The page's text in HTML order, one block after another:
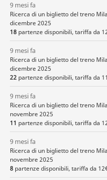
9 mesi fa
Ricerca di un biglietto del treno
dicembre 2025
18 partenze disponibili, tariffa da
9 mesi fa
Ricerca di un biglietto del treno
dicembre 2025
22 partenze disponibili, tariffa da
9 mesi fa
Ricerca di un biglietto del treno
novembre 2025
11 partenze disponibili, tariffa da
9 mesi fa
Ricerca di un biglietto del treno
novembre 2025
8 partenze disponibili, tariffa da